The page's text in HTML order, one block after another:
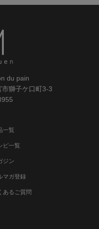
du pain
獅子ケ口町3-3
一覧
ピ一覧
ジン
マガ登録
あるご質問